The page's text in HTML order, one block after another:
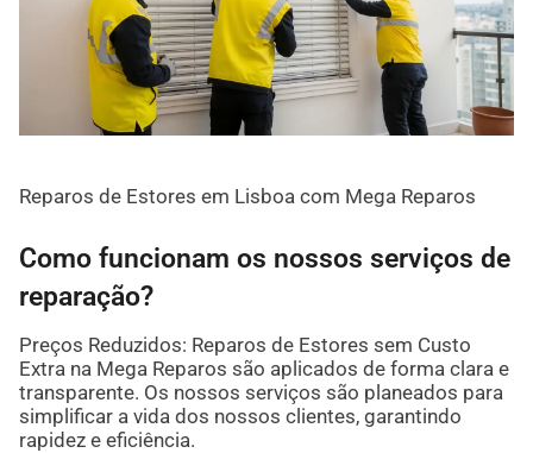
Reparos de Estores em Lisboa com Mega Reparos
Como funcionam os nossos serviços de
reparação?
Preços Reduzidos: Reparos de Estores sem Custo
Extra na Mega Reparos são aplicados de forma clara e
transparente. Os nossos serviços são planeados para
simplificar a vida dos nossos clientes, garantindo
rapidez e eficiência.